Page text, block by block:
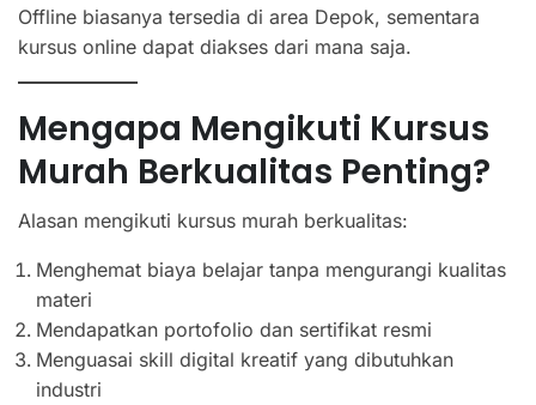
Offline biasanya tersedia di area Depok, sementara
kursus online dapat diakses dari mana saja.
Mengapa Mengikuti Kursus
Murah Berkualitas Penting?
Alasan mengikuti kursus murah berkualitas:
Menghemat biaya belajar tanpa mengurangi kualitas
materi
Mendapatkan portofolio dan sertifikat resmi
Menguasai skill digital kreatif yang dibutuhkan
industri